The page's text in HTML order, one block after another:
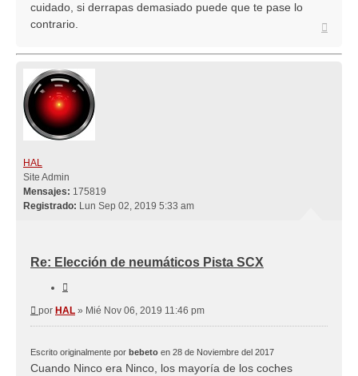
cuidado, si derrapas demasiado puede que te pase lo
contrario.
HAL
Site Admin
Mensajes: 175819
Registrado: Lun Sep 02, 2019 5:33 am
Re: Elección de neumáticos Pista SCX
Mensaje
por HAL » Mié Nov 06, 2019 11:46 pm
Escrito originalmente por bebeto en 28 de Noviembre del 2017
Cuando Ninco era Ninco, los mayoría de los coches